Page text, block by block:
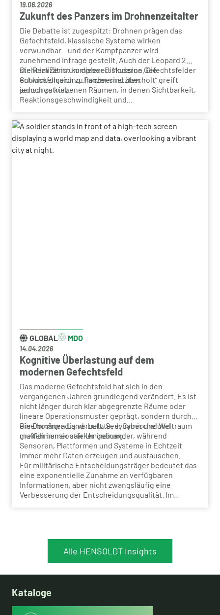
19.06.2026
Zukunft des Panzers im Drohnenzeitalter
Die Debatte ist zugespitzt: Drohnen prägen das
Gefechtsfeld, klassische Systeme wirken
verwundbar – und der Kampfpanzer wird
zunehmend infrage gestellt. Auch der Leopard 2
steht im Zentrum dieser Diskussion. Die
Schlussfolgerung „Panzer sind überholt“ greift
jedoch zu kurz.
Die Realität ist komplexer: Moderne Gefechtsfelder
entwickeln sich zu hochvernetzten,
sensorgetriebenen Räumen, in denen Sichtbarkeit,
Reaktionsgeschwindigkeit und
Zukunft hat, sondern: Wie muss er sich verändern,
um in einem sich stets wandelnden Umfeld
bestehen zu können.
GLOBAL MDO
14.04.2026
Kognitive Überlastung auf dem
modernen Gefechtsfeld
Das moderne Gefechtsfeld hat sich in den
vergangenen Jahren grundlegend verändert. Es ist
nicht länger durch klar abgegrenzte Räume oder
lineare Operationsmuster geprägt, sondern durch
eine hochgradig vernetzte, dynamische und
multidimensionale Umgebung.
Die Domänen Land, Luft, See, Cyber und Weltraum
greifen immer stärker ineinander, während
Sensoren, Plattformen und Systeme in Echtzeit
immer mehr Daten erzeugen und austauschen.
Für militärische Entscheidungsträger bedeutet das
eine exponentielle Zunahme an verfügbaren
Informationen, aber nicht zwangsläufig eine
Verbesserung der Entscheidungsqualität. Im
Alle HENSOLDT Insights
Kataloge